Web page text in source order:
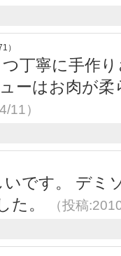
）
丁寧に手作
ーはお肉が
11）
です。 デミ
た。
（投稿